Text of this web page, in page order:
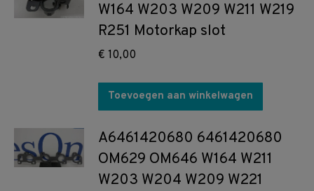
W164 W203 W209 W211 W219
R251 Motorkap slot
€ 10,00
Toevoegen aan winkelwagen
A6461420680 6461420680
OM629 OM646 W164 W211
W203 W204 W209 W221